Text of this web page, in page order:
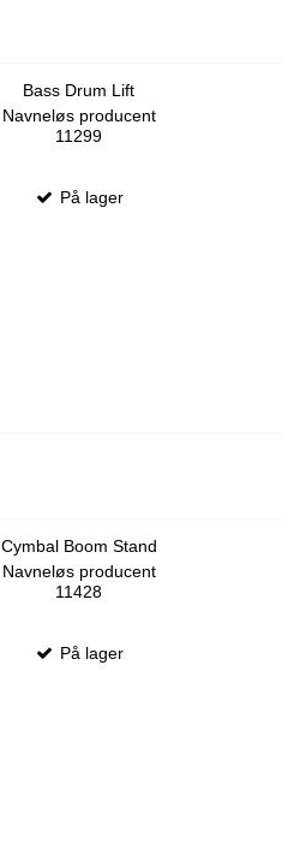
Bass Drum Lift
Navneløs producent
11299
På lager
Cymbal Boom Stand
Navneløs producent
11428
På lager